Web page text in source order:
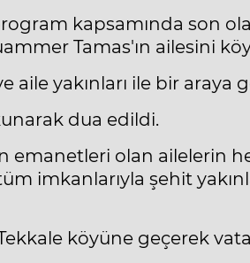
kapsamında son
Tamas'ın ailesini
aile yakınları ile bir
dua edildi.
emanetleri olan ailelerin
imkanlarıyla şehit
köyüne geçerek